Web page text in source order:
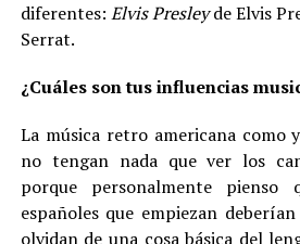
diferentes: Elvis Presleyde Elvis
Serrat.
¿Cuáles son tus influencias
La música retro americana como
no tengan nada que ver los
porque personalmente pienso
españoles que empiezan
olvidan de una cosa básica del